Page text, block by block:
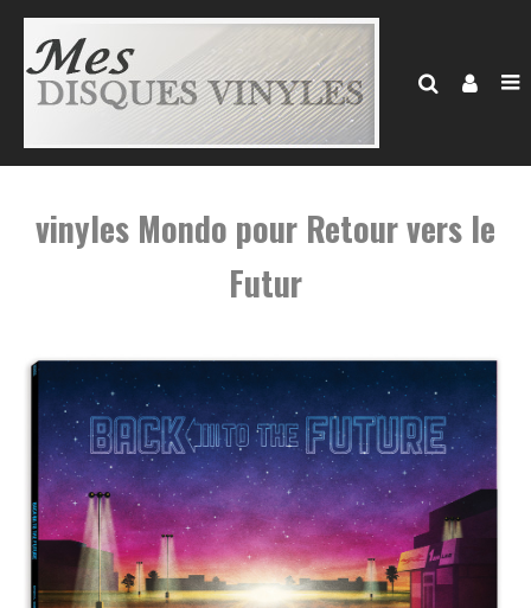
vinyles Mondo pour Retour vers le
Futur